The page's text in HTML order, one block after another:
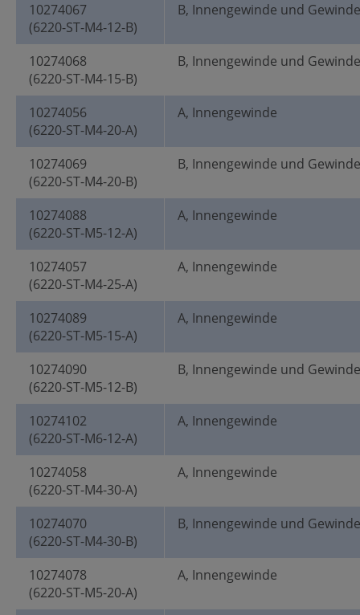
10274067
(6220-ST-M4-12-B)
B, Innengewinde und
10274068
(6220-ST-M4-15-B)
B, Innengewinde und
10274056
(6220-ST-M4-20-A)
A, Innengewinde
10274069
(6220-ST-M4-20-B)
B, Innengewinde und
10274088
(6220-ST-M5-12-A)
A, Innengewinde
10274057
(6220-ST-M4-25-A)
A, Innengewinde
10274089
(6220-ST-M5-15-A)
A, Innengewinde
10274090
(6220-ST-M5-12-B)
B, Innengewinde und
10274102
(6220-ST-M6-12-A)
A, Innengewinde
10274058
(6220-ST-M4-30-A)
A, Innengewinde
10274070
(6220-ST-M4-30-B)
B, Innengewinde und
10274078
(6220-ST-M5-20-A)
A, Innengewinde